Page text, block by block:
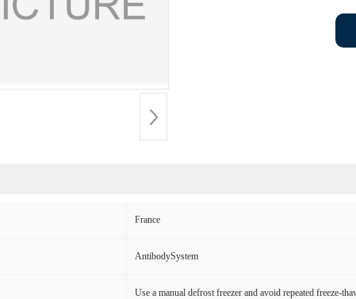
France
AntibodySystem
Use a manual defrost freezer and avoid repeated freeze-